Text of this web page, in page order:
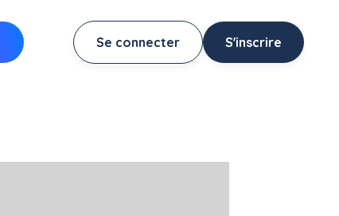
Se connecter S'inscrire